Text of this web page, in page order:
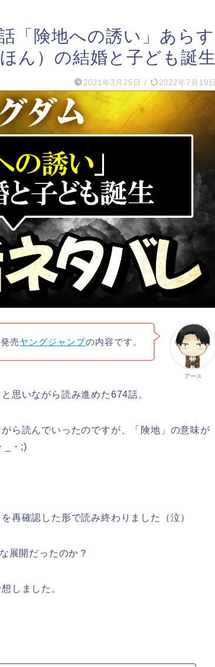
「険地への誘い」あらす
ん）の結婚と子ども誕生
2021年3月25日 / 2022年7月19日
アース
売ヤングジャンプの内容です。
思いながら読み進めた674話。
ら読んでいったのですが、「険地」の意味が
_・;)
再確認した形で読み終わりました（泣）
展開だったのか？
しました。